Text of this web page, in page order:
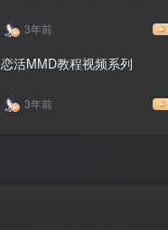
3年前
恋活MMD教程视频系列
3年前